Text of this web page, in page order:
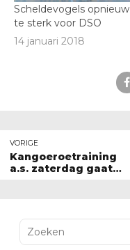
Scheldevogels opnieuw
te sterk voor DSO
14 januari 2018
VORIGE
Kangoeroetraining
a.s. zaterdag gaat